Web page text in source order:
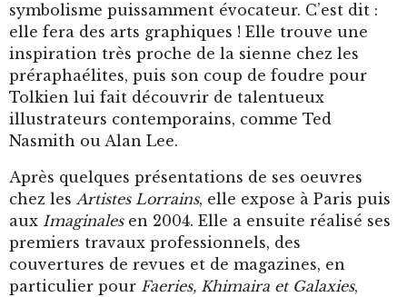
symbolisme puissamment évocateur. C’est dit :
elle fera des arts graphiques ! Elle trouve une
inspiration très proche de la sienne chez les
préraphaélites, puis son coup de foudre pour
Tolkien lui fait découvrir de talentueux
illustrateurs contemporains, comme Ted
Nasmith ou Alan Lee.
Après quelques présentations de ses oeuvres
chez les Artistes Lorrains, elle expose à Paris puis
aux Imaginales en 2004. Elle a ensuite réalisé ses
premiers travaux professionnels, des
couvertures de revues et de magazines, en
particulier pour Faeries, Khimaira et Galaxies,